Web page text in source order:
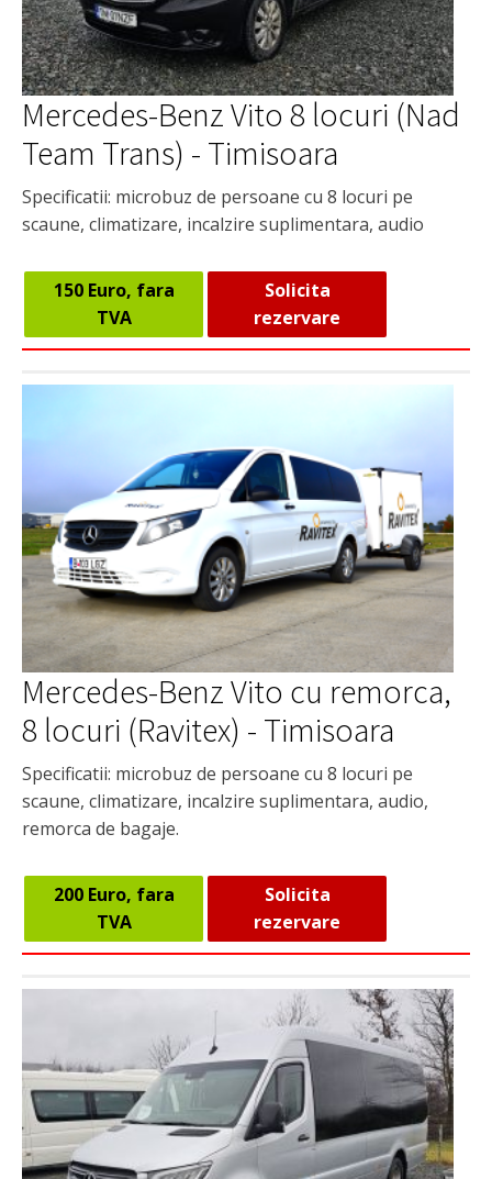
Mercedes-Benz Vito 8 locuri (Nad
Team Trans) - Timisoara
Specificatii: microbuz de persoane cu 8 locuri pe
scaune, climatizare, incalzire suplimentara, audio
150 Euro, fara
TVA
Solicita
rezervare
Mercedes-Benz Vito cu remorca,
8 locuri (Ravitex) - Timisoara
Specificatii: microbuz de persoane cu 8 locuri pe
scaune, climatizare, incalzire suplimentara, audio,
remorca de bagaje.
200 Euro, fara
TVA
Solicita
rezervare